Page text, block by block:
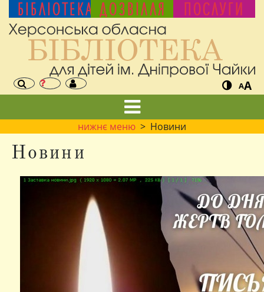
БІБЛІОТЕКА ДОЗВІЛЛЯ ПОСЛУГИ
AA
нижнє меню > Новини
Новини